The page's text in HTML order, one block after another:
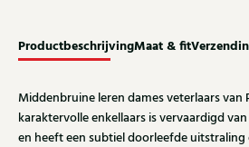
ProductbeschrijvingMaat & fit
Middenbruine leren dames veterlaars van
karaktervolle enkellaars is vervaardigd
en heeft een subtiel doorleefde